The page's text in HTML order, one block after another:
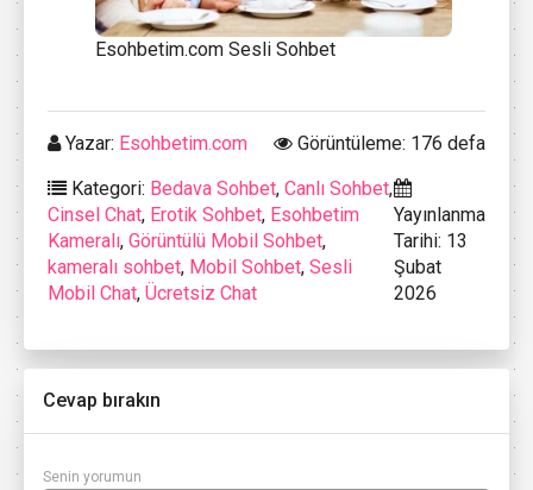
Esohbetim.com Sesli Sohbet
Yazar: Esohbetim.com
Görüntüleme: 176 defa
Kategori: Bedava Sohbet, Canlı Sohbet,
Cinsel Chat, Erotik Sohbet, Esohbetim
Kameralı, Görüntülü Mobil Sohbet,
kameralı sohbet, Mobil Sohbet, Sesli
Mobil Chat, Ücretsiz Chat
Yayınlanma
Tarihi: 13
Şubat
2026
Cevap bırakın
Senin yorumun